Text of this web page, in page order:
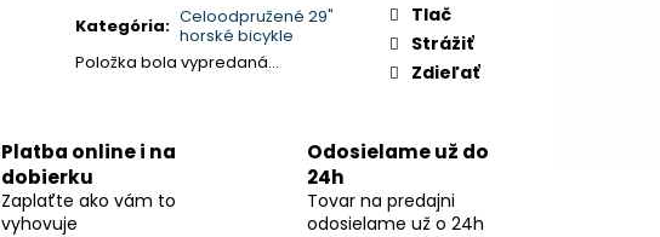
Kategória: Celoodpružené 29"
horské bicykle
Položka bola vypredaná…
Tlač
Strážiť
Zdieľať
Platba online i na
dobierku
Zaplaťte ako vám to
vyhovuje
Odosielame už do
24h
Tovar na predajni
odosielame už o 24h